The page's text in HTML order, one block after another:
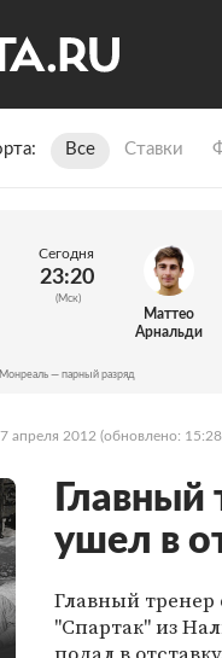
Все Ставки
Сегодня
23:20
(Мск)
Маттео
Арнальди
Монреаль — парный разряд
апреля 2012 (обновлено:
Главный
ушел в
Главный тренер
"Спартак" из